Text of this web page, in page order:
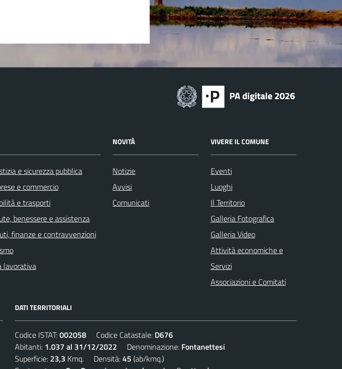
e sicurezza pubblica
e commercio
e trasporti
benessere e assistenza
finanze e contravvenzioni
lavorativa
NOVITÀ
Notizie
Avvisi
Comunicati
VIVERE IL COMUNE
Eventi
Luoghi
Il Territorio
Galleria Fotografica
Galleria Video
Attività economiche e
Servizi
Associazioni e Comitati
DATI TERRITORIALI
Codice ISTAT:002058 Codice Catastale: D676
Abitanti: 1.037 al 31/12/2022 Denominazione: Fontanettesi
Superficie: 23,3 Kmq. Densità:45 (ab/kmq.)